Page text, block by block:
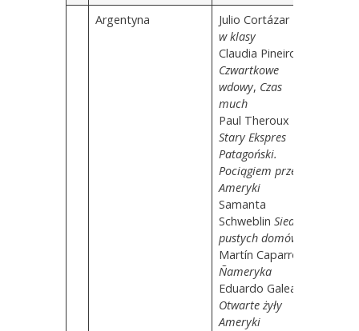
Argentyna
Julio Cortázar
w klasy
Claudia Pineiro
Czwartkowe
wdowy, Czas
much
Paul Theroux
Stary Ekspres
Patagoński.
Pociągiem przez
Ameryki
Samanta
Schweblin Siedem
pustych domów
Martín Caparrós
Ñameryka
Eduardo Galeano
Otwarte żyły
Ameryki